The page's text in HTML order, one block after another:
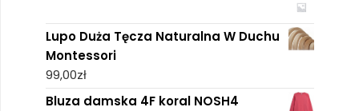
Lupo Duża Tęcza Naturalna W Duchu
Montessori
99,00zł
Bluza damska 4F koral NOSH4